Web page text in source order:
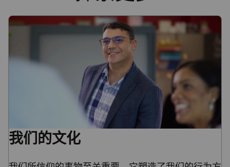
我们的文化